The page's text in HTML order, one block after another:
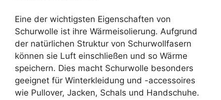
Eine der wichtigsten Eigenschaften von
Schurwolle ist ihre Wärmeisolierung. Aufgrund
der natürlichen Struktur von Schurwollfasern
können sie Luft einschließen und so Wärme
speichern. Dies macht Schurwolle besonders
geeignet für Winterkleidung und -accessoires
wie Pullover, Jacken, Schals und Handschuhe.